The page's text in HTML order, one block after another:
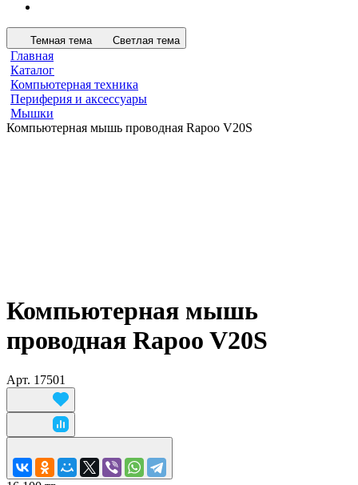
Темная тема Светлая тема
Главная
Каталог
Компьютерная техника
Периферия и аксессуары
Мышки
Компьютерная мышь проводная Rapoo V20S
Компьютерная мышь
проводная Rapoo V20S
Арт. 17501